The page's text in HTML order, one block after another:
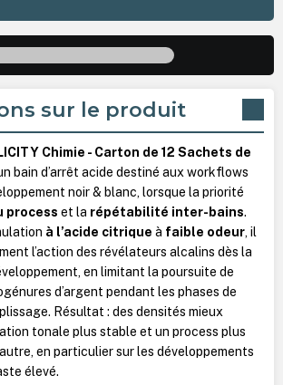
sur le produit
Chimie - Carton de 12 Sachets de
bain d’arrêt acide destiné aux workflows
noir & blanc, lorsque la priorité
process et la répétabilité inter-bains.
à l’acide citrique à faible odeur, il
l’action des révélateurs alcalins dès la
en limitant la poursuite de
d’argent pendant les phases de
Résultat : des densités mieux
tonale plus stable et un process plus
en particulier sur les développements
élevé.